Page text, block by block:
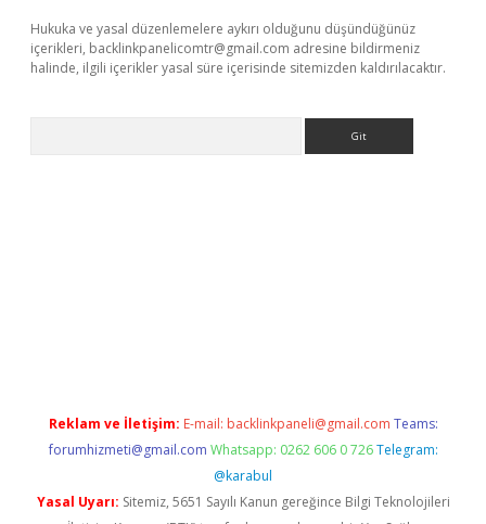
Hukuka ve yasal düzenlemelere aykırı olduğunu düşündüğünüz
içerikleri, backlinkpanelicomtr@gmail.com adresine bildirmeniz
halinde, ilgili içerikler yasal süre içerisinde sitemizden kaldırılacaktır.
Reklam ve İletişim: E-mail: backlinkpaneli@gmail.com Teams:
forumhizmeti@gmail.com Whatsapp: 0262 606 0 726 Telegram:
@karabul
Yasal Uyarı: Sitemiz, 5651 Sayılı Kanun gereğince Bilgi Teknolojileri